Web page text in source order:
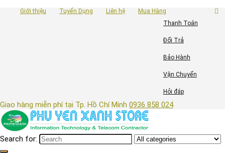
Giới thiệu Tuyển Dụng Liên hệ
Mua Hàng
Thanh Toán
Đổi Trả
Bảo Hành
Vận Chuyển
Hỏi đáp
Giao hàng miễn phí tại Tp. Hồ Chí Minh 0936 858 024
Search for: